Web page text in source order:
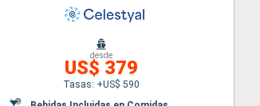
desde
US$ 379
Tasas: +US$ 590